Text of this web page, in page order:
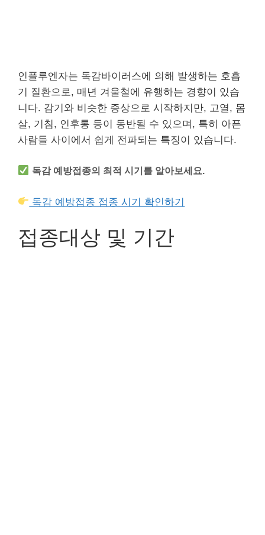
인플루엔자는 독감바이러스에 의해 발생하는 호흡
기 질환으로, 매년 겨울철에 유행하는 경향이 있습
니다. 감기와 비슷한 증상으로 시작하지만, 고열, 몸
살, 기침, 인후통 등이 동반될 수 있으며, 특히 아픈
사람들 사이에서 쉽게 전파되는 특징이 있습니다.
독감 예방접종의 최적 시기를 알아보세요.
독감 예방접종 접종 시기 확인하기
접종대상 및 기간